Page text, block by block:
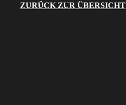
ZURÜCK ZUR ÜBERSICHT